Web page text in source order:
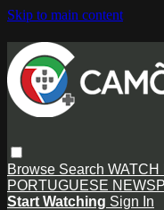
Skip to main content
Browse Search WATCH
PORTUGUESE
Start Watching Sign In